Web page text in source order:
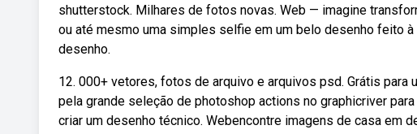
shutterstock. Milhares de fotos novas. Web — imagine
ou até mesmo uma simples selfie em um belo desenho feito
desenho.
12. 000+ vetores, fotos de arquivo e arquivos psd. Grátis
pela grande seleção de photoshop actions no graphicriver
criar um desenho técnico. Webencontre imagens de casa em